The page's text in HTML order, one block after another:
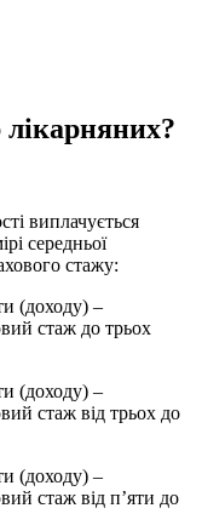
лікарняних?
виплачується
середньої
стажу:
(доходу) –
стаж до трьох
(доходу) –
стаж від трьох до
(доходу) –
стаж від п’яти до